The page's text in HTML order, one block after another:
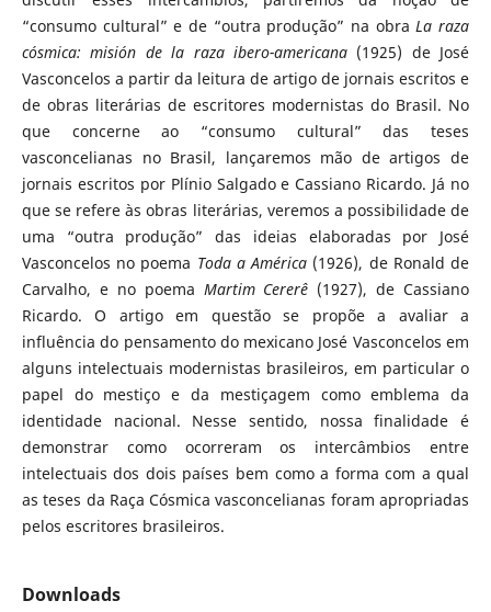
“consumo cultural” e de “outra produção” na obraLa raza
cósmica: misión de la raza ibero-americana(1925) de José
Vasconcelos a partir da leitura de artigo de jornais escritos e
de obras literárias de escritores modernistas do Brasil. No
que concerne ao “consumo cultural” das teses
vasconcelianas no Brasil, lançaremos mão de artigos de
jornais escritos por Plínio Salgado e Cassiano Ricardo. Já no
que se refere às obras literárias, veremos a possibilidade de
uma “outra produção” das ideias elaboradas por José
Vasconcelos no poema Toda a América (1926), de Ronald de
Carvalho, e no poema Martim Cererê (1927), de Cassiano
Ricardo. O artigo em questão se propõe a avaliar a
influência do pensamento do mexicano José Vasconcelos em
alguns intelectuais modernistas brasileiros, em particular o
papel do mestiço e da mestiçagem como emblema da
identidade nacional. Nesse sentido, nossa finalidade é
demonstrar como ocorreram os intercâmbios entre
intelectuais dos dois países bem como a forma com a qual
as teses da Raça Cósmica vasconcelianas foram apropriadas
pelos escritores brasileiros.
Downloads